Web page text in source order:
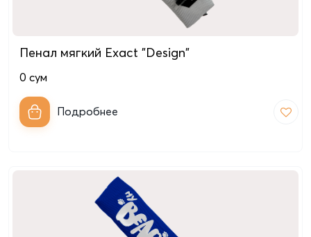
Пенал мягкий Exact "Design"
0 сум
Подробнее